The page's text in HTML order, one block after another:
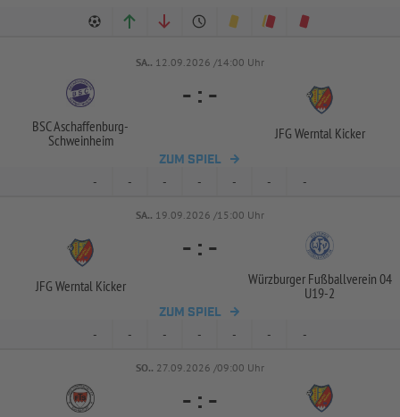
SA.. 12.09.2026 /14:00 Uhr
BSC Aschaffenburg-
Schweinheim
- : -
JFG Werntal Kicker
ZUM SPIEL
- - - - - - -
SA.. 19.09.2026 /15:00 Uhr
JFG Werntal Kicker
- : -
Würzburger Fußballverein 04
U19-2
ZUM SPIEL
- - - - - - -
SO.. 27.09.2026 /09:00 Uhr
- : -